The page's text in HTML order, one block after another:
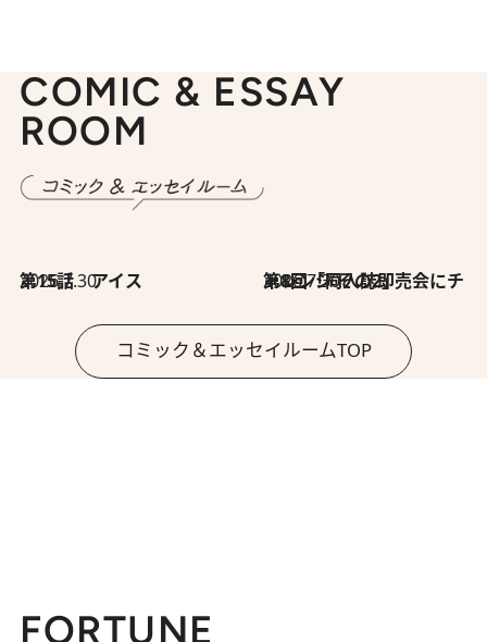
COMIC & ESSAY
ROOM
2026.7.30
第15話 アイス 2026.7.30
第8回「同人誌即売会にチャレンジ その2」
コミック＆エッセイルームTOP
FORTUNE